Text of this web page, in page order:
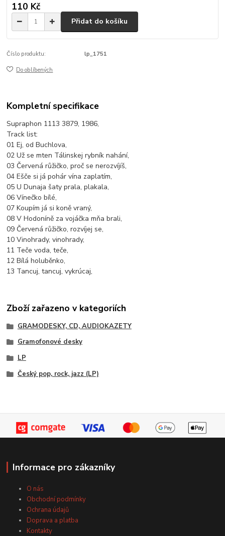
110 Kč
Přidat do košíku
Číslo produktu: lp_1751
Do oblíbených
Kompletní specifikace
Supraphon 1113 3879, 1986,
Track list:
01 Ej, od Buchlova,
02 Už se mten Tálinskej rybník nahání,
03 Červená růžičko, proč se nerozvíjíš,
04 Ešče si já pohár vína zaplatím,
05 U Dunaja šaty prala, plakala,
06 Vínečko bílé,
07 Koupím já si koně vraný,
08 V Hodoníně za vojáčka mňa brali,
09 Červená růžičko, rozvíjej se,
10 Vinohrady, vinohrady,
11 Teče voda, teče,
12 Bílá holuběnko,
13 Tancuj, tancuj, vykrúcaj,
Zboží zařazeno v kategoriích
GRAMODESKY, CD, AUDIOKAZETY
Gramofonové desky
LP
Český pop, rock, jazz (LP)
Informace pro zákazníky
O nás
Obchodní podmínky
Ochrana údajů
Doprava a platba
Kontakty